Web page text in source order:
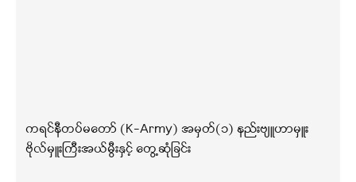
ကရင်နီတပ်မတော် (K-Army) အမှတ်(၁) နည်းဗျူဟာမှူး
ဗိုလ်မှူးကြီးအယ်မွီးနှင့် တွေ့ဆုံခြင်း